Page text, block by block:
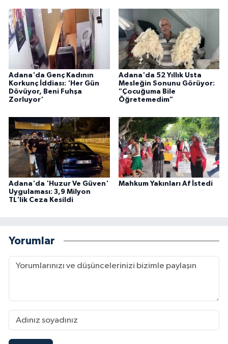
Adana'da Genç Kadının
Korkunç İddiası: 'Her Gün
Dövüyor, Beni Fuhşa
Zorluyor'
Adana'da 52 Yıllık Usta
Mesleğin Sonunu Görüyor:
"Çocuğuma Bile
Öğretemedim"
Adana'da 'Huzur Ve Güven'
Uygulaması: 3,9 Milyon
TL'lik Ceza Kesildi
Mahkum Yakınları Af İstedi
Yorumlar